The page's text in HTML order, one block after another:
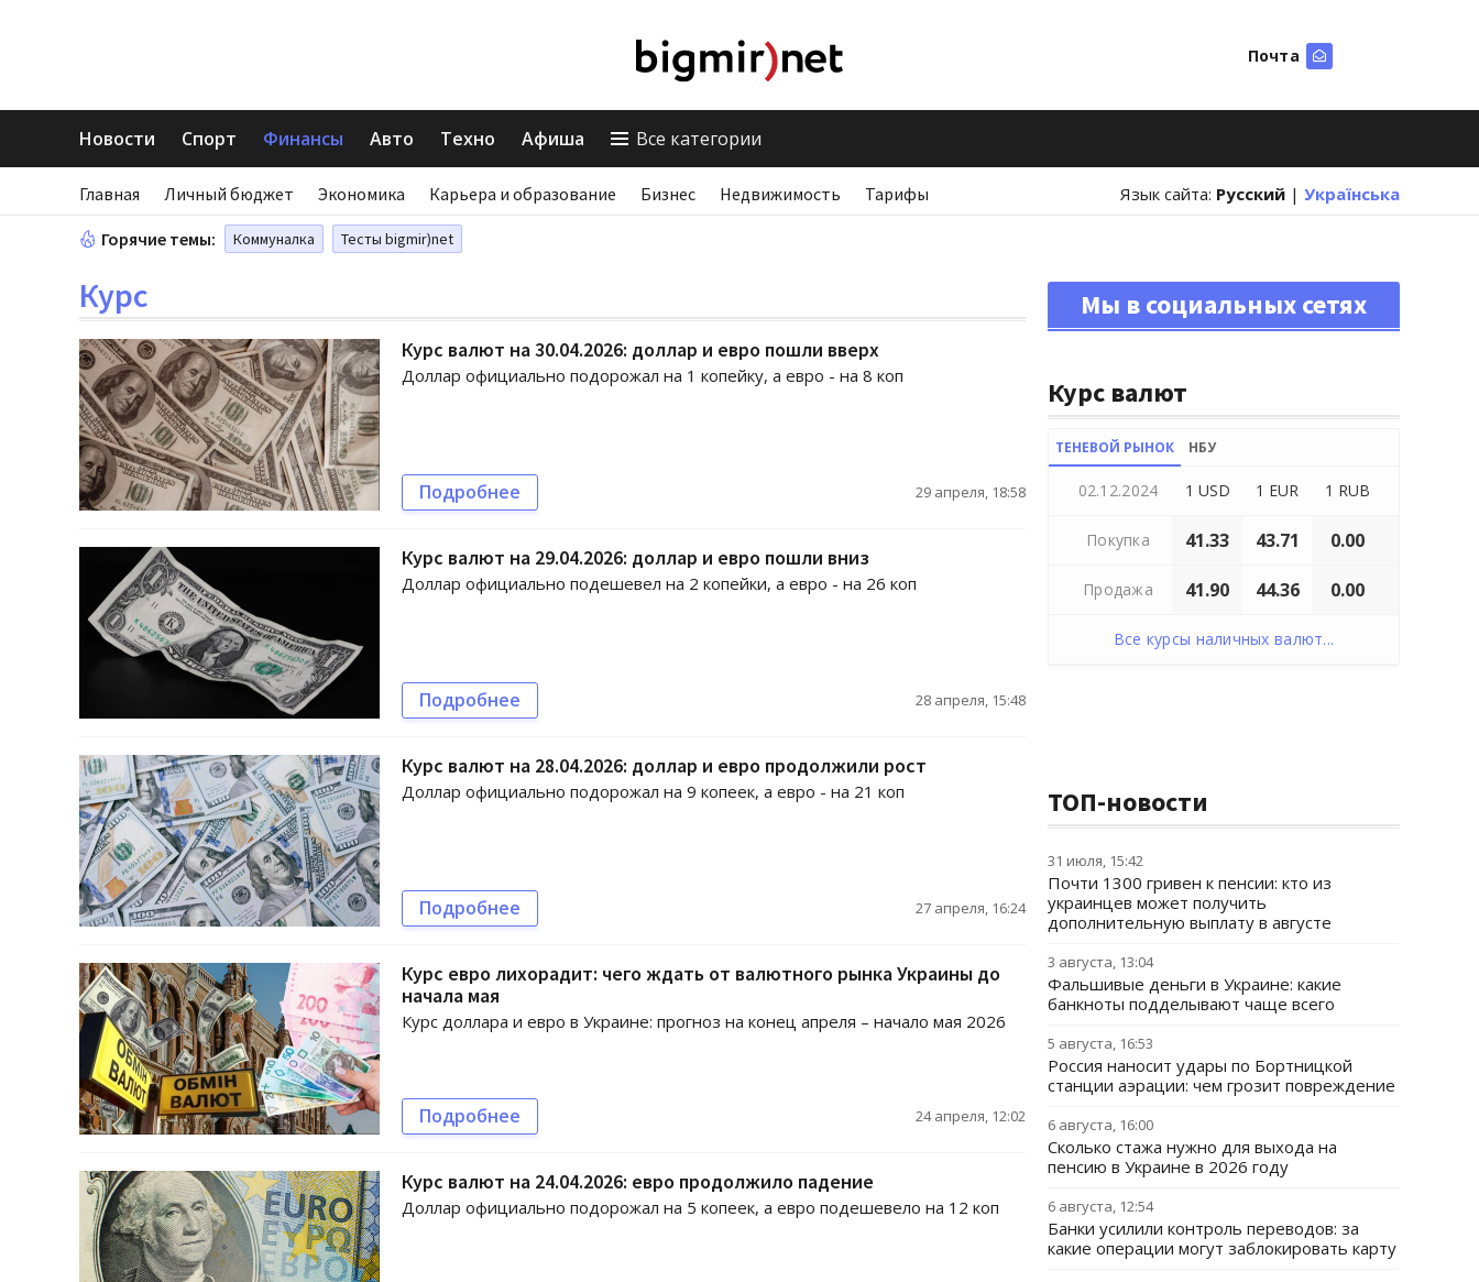
Почта
Новости Спорт Финансы Авто Техно Афиша Все категории
Главная Личный бюджет Экономика Карьера и образование Бизнес Недвижимость Тарифы Язык сайта: Русский | Українська
Горячие темы: Коммуналка Тесты bigmir)net
Курс
Курс валют на 30.04.2026: доллар и евро пошли вверх
Доллар официально подорожал на 1 копейку, а евро - на 8 коп
Подробнее 29 апреля, 18:58
Курс валют на 29.04.2026: доллар и евро пошли вниз
Доллар официально подешевел на 2 копейки, а евро - на 26 коп
Подробнее 28 апреля, 15:48
Курс валют на 28.04.2026: доллар и евро продолжили рост
Доллар официально подорожал на 9 копеек, а евро - на 21 коп
Подробнее 27 апреля, 16:24
Курс евро лихорадит: чего ждать от валютного рынка Украины до
начала мая
Курс доллара и евро в Украине: прогноз на конец апреля – начало мая 2026
Подробнее 24 апреля, 12:02
Курс валют на 24.04.2026: евро продолжило падение
Доллар официально подорожал на 5 копеек, а евро подешевело на 12 коп
Мы в социальных сетях
Курс валют
ТЕНЕВОЙ РЫНОК НБУ
02.12.2024 1 USD 1 EUR 1 RUB
Покупка 41.33 43.71 0.00
Продажа 41.90 44.36 0.00
Все курсы наличных валют...
ТОП-новости
31 июля, 15:42
Почти 1300 гривен к пенсии: кто из
украинцев может получить
дополнительную выплату в августе
3 августа, 13:04
Фальшивые деньги в Украине: какие
банкноты подделывают чаще всего
5 августа, 16:53
Россия наносит удары по Бортницкой
станции аэрации: чем грозит повреждение
6 августа, 16:00
Сколько стажа нужно для выхода на
пенсию в Украине в 2026 году
6 августа, 12:54
Банки усилили контроль переводов: за
какие операции могут заблокировать карту